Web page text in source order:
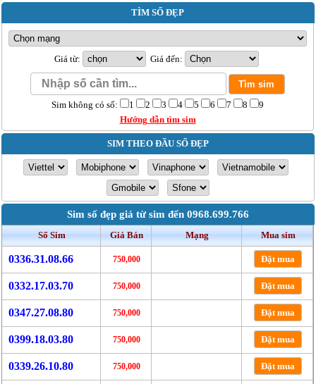
TÌM SỐ ĐẸP
Giá từ: Giá đến:
Sim không có số: 1 2 3 4 5 6 7 8
9
Hướng dẫn tìm sim
SIM THEO ĐẦU SỐ ĐẸP
Sim số đẹp giá từ sim đến 0968.699.766
Số Sim Giá Bán Mạng Mua sim
0336.31.08.66 750,000 Đặt mua
0332.17.03.70 750,000 Đặt mua
0347.27.08.80 750,000 Đặt mua
0399.18.03.80 750,000 Đặt mua
0339.26.10.80 750,000 Đặt mua